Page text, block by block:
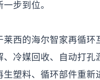
步到位。
西的海尔智家再循环
、冷媒回收、自动打
生塑料、循环部件重